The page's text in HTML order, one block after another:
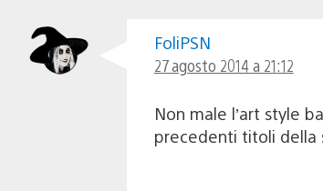
FoliPSN
27 agosto 2014 a 21:12
Non male l’art style
precedenti titoli della